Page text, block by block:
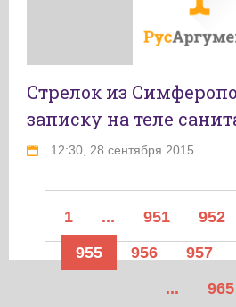
Стрелок из
записку на теле
12:30, 28 сентября 2015
1 ... 951 952
955
956 957
...
965